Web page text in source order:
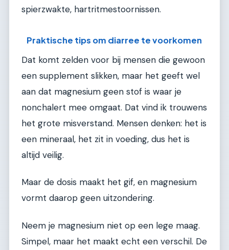
spierzwakte, hartritmestoornissen.
Praktische tips om diarree te voorkomen
Dat komt zelden voor bij mensen die gewoon
een supplement slikken, maar het geeft wel
aan dat magnesium geen stof is waar je
nonchalert mee omgaat. Dat vind ik trouwens
het grote misverstand. Mensen denken: het is
een mineraal, het zit in voeding, dus het is
altijd veilig.
Maar de dosis maakt het gif, en magnesium
vormt daarop geen uitzondering.
Neem je magnesium niet op een lege maag.
Simpel, maar het maakt echt een verschil. De